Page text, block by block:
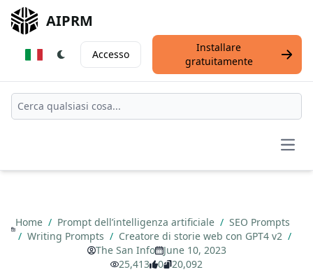
AIPRM
Accesso
Installare
gratuitamente
Home / Prompt dell’intelligenza artificiale / SEO Prompts
/ Writing Prompts / Creatore di storie web con GPT4 v2 /
The San Info
June 10, 2023
25,413
0 20,092